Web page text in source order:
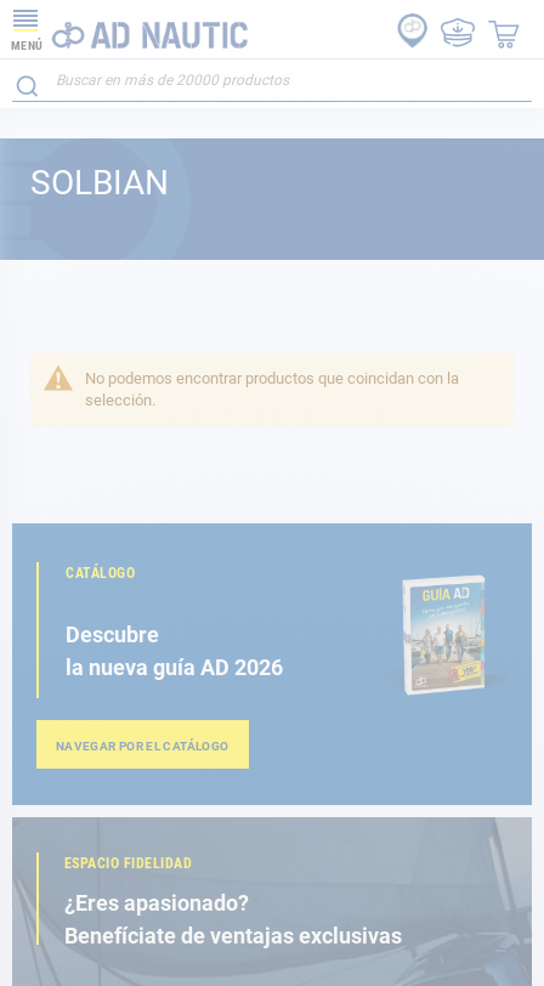
MENÚ
SOLBIAN
No podemos encontrar productos que coincidan con la
selección.
CATÁLOGO
Descubre
la nueva guía AD 2026
NAVEGAR POR EL CATÁLOGO
ESPACIO FIDELIDAD
¿Eres apasionado?
Benefíciate de ventajas exclusivas